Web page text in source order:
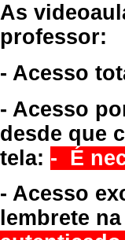
As
professor:
- Acesso
- Acesso
desde que
tela: - É
- Acesso
lembrete